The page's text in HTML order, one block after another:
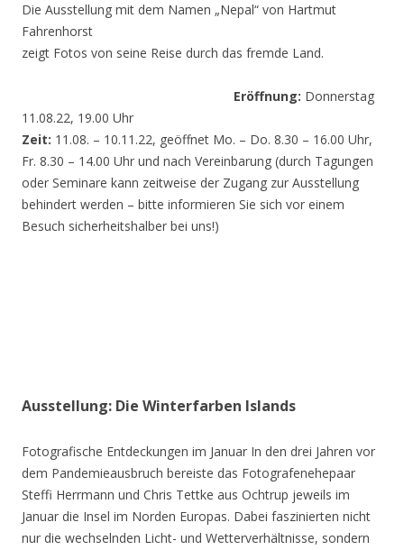
Die Ausstellung mit dem Namen „Nepal“ von Hartmut
Fahrenhorst
zeigt Fotos von seine Reise durch das fremde Land.
Eröffnung: Donnerstag
11.08.22, 19.00 Uhr
Zeit: 11.08. – 10.11.22, geöffnet Mo. – Do. 8.30 – 16.00 Uhr,
Fr. 8.30 – 14.00 Uhr und nach Vereinbarung (durch Tagungen
oder Seminare kann zeitweise der Zugang zur Ausstellung
behindert werden – bitte informieren Sie sich vor einem
Besuch sicherheitshalber bei uns!)
Ausstellung: Die Winterfarben Islands
Fotografische Entdeckungen im Januar In den drei Jahren vor
dem Pandemieausbruch bereiste das Fotografenehepaar
Steffi Herrmann und Chris Tettke aus Ochtrup jeweils im
Januar die Insel im Norden Europas. Dabei faszinierten nicht
nur die wechselnden Licht- und Wetterverhältnisse, sondern